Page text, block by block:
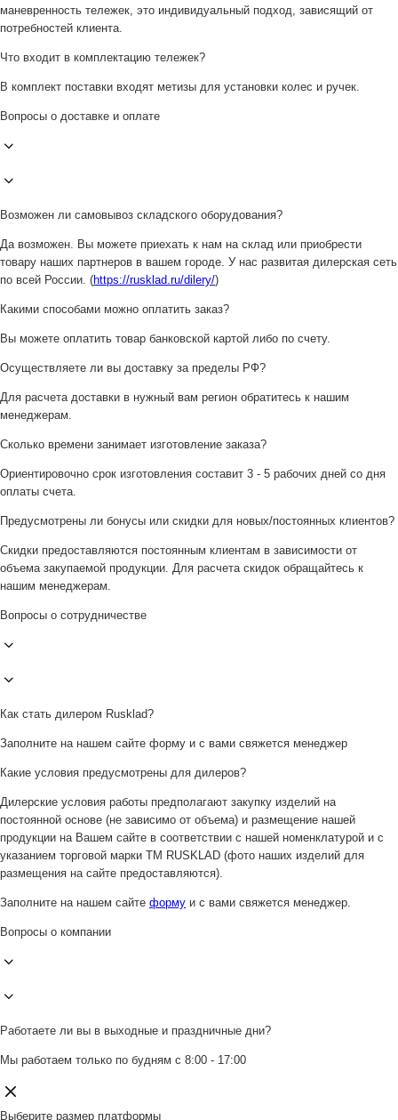
маневренность тележек, это индивидуальный подход, зависящий от
потребностей клиента.
Что входит в комплектацию тележек?
В комплект поставки входят метизы для установки колес и ручек.
Вопросы о доставке и оплате
Возможен ли самовывоз складского оборудования?
Да возможен. Вы можете приехать к нам на склад или приобрести
товару наших партнеров в вашем городе. У нас развитая дилерская сеть
по всей России. (https://rusklad.ru/dilery/)
Какими способами можно оплатить заказ?
Вы можете оплатить товар банковской картой либо по счету.
Осуществляете ли вы доставку за пределы РФ?
Для расчета доставки в нужный вам регион обратитесь к нашим
менеджерам.
Сколько времени занимает изготовление заказа?
Ориентировочно срок изготовления составит 3 - 5 рабочих дней со дня
оплаты счета.
Предусмотрены ли бонусы или скидки для новых/постоянных клиентов?
Скидки предоставляются постоянным клиентам в зависимости от
объема закупаемой продукции. Для расчета скидок обращайтесь к
нашим менеджерам.
Вопросы о сотрудничестве
Как стать дилером Rusklad?
Заполните на нашем сайте форму и с вами свяжется менеджер
Какие условия предусмотрены для дилеров?
Дилерские условия работы предполагают закупку изделий на
постоянной основе (не зависимо от объема) и размещение нашей
продукции на Вашем сайте в соответствии с нашей номенклатурой и с
указанием торговой марки ТМ RUSKLAD (фото наших изделий для
размещения на сайте предоставляются).
Заполните на нашем сайте форму и с вами свяжется менеджер.
Вопросы о компании
Работаете ли вы в выходные и праздничные дни?
Мы работаем только по будням с 8:00 - 17:00
Выберите размер платформы